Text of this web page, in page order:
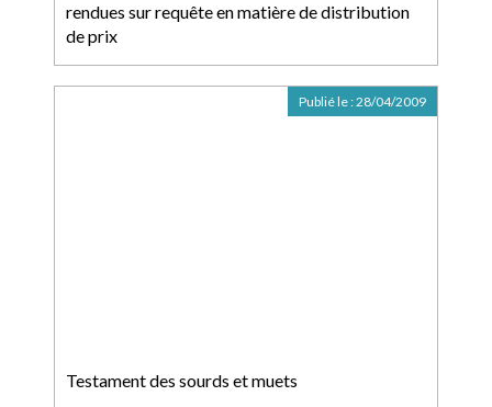
rendues sur requête en matière de distribution
de prix
Testament des sourds et muets
Publié le :28/04/2009